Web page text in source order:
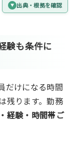
出典・根拠を確認
験も条件に
だけになる時間
残ります。勤務
経験・時間帯ご